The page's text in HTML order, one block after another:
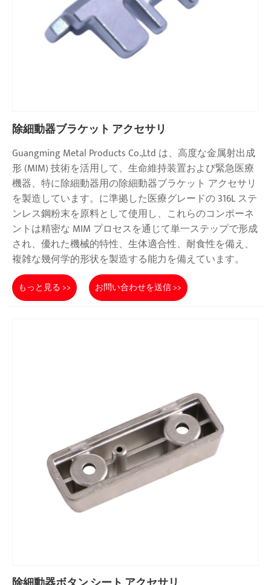
除細動器ブラケット アクセサリ
Guangming Metal Products Co.,Ltd は、高度な金属射出成
形 (MIM) 技術を活用して、生命維持装置および緊急医療
機器、特に除細動器用の除細動器ブラケット アクセサリ
を製造しています。に準拠した医療グレードの 316L ステ
ンレス鋼粉末を原料として使用し、これらのコンポーネ
ントは精密な MIM プロセスを通じて単一ステップで形成
され、優れた機械的特性、生体適合性、耐食性を備え、
複雑な幾何学的形状を製造する能力を備えています。
もっと見る >> お問い合わせを送信 >>